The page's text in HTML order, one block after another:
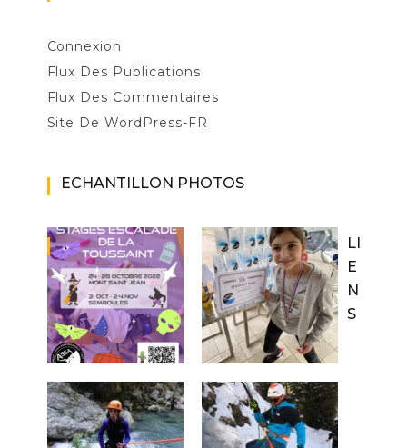
Connexion
Flux Des Publications
Flux Des Commentaires
Site De WordPress-FR
ECHANTILLON PHOTOS
LI
E
N
S